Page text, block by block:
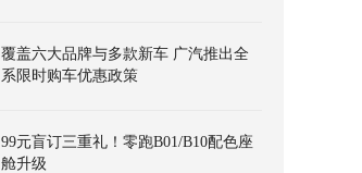
覆盖六大品牌与多款新车 广汽推出全
系限时购车优惠政策
99元盲订三重礼！零跑B01/B10配色座
舱升级